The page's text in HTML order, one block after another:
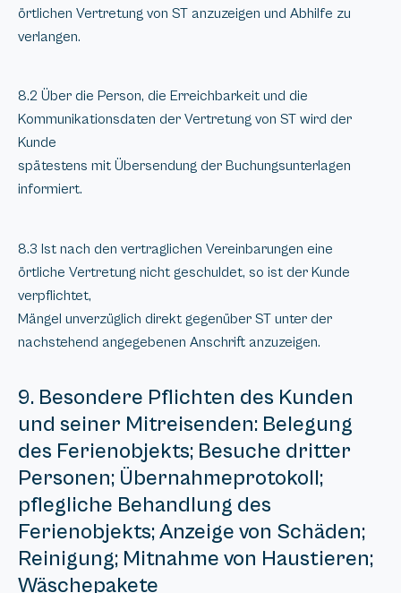
örtlichen Vertretung von ST anzuzeigen und Abhilfe zu
verlangen.
8.2 Über die Person, die Erreichbarkeit und die
Kommunikationsdaten der Vertretung von ST wird der
Kunde
spätestens mit Übersendung der Buchungsunterlagen
informiert.
8.3 Ist nach den vertraglichen Vereinbarungen eine
örtliche Vertretung nicht geschuldet, so ist der Kunde
verpflichtet,
Mängel unverzüglich direkt gegenüber ST unter der
nachstehend angegebenen Anschrift anzuzeigen.
9. Besondere Pflichten des Kunden
und seiner Mitreisenden: Belegung
des Ferienobjekts; Besuche dritter
Personen; Übernahmeprotokoll;
pflegliche Behandlung des
Ferienobjekts; Anzeige von Schäden;
Reinigung; Mitnahme von Haustieren;
Wäschepakete